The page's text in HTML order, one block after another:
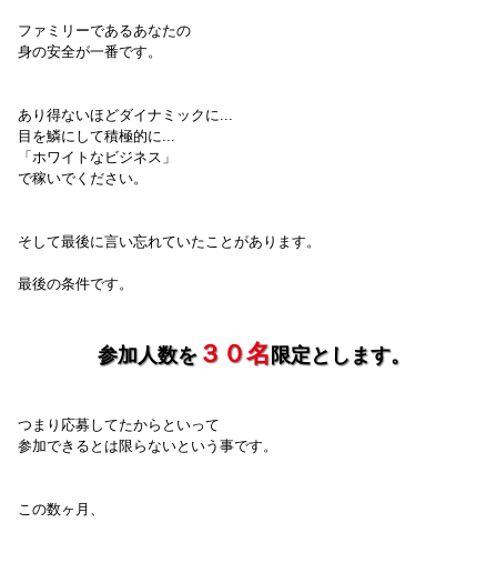
ファミリーであるあなたの
身の安全が一番です。
あり得ないほどダイナミックに...
目を鱗にして積極的に...
「ホワイトなビジネス」
で稼いでください。
そして最後に言い忘れていたことがあります。
最後の条件です。
参加人数を ３０名 限定とします。
つまり応募してたからといって
参加できるとは限らないという事です。
この数ヶ月、